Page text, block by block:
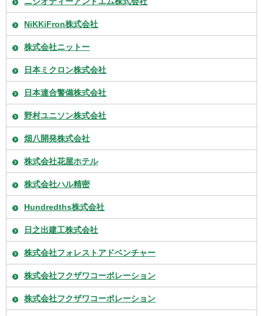
NiKKiFron株式会社
株式会社ニットー
日本ミクロン株式会社
日本連合警備株式会社
野村ユニソン株式会社
畑八開発株式会社
株式会社花屋ホテル
株式会社ハル精密
Hundredths株式会社
日之出建工株式会社
株式会社フォレストアドベンチャー
株式会社フクザワコーポレーション
株式会社フクザワコーポレーション